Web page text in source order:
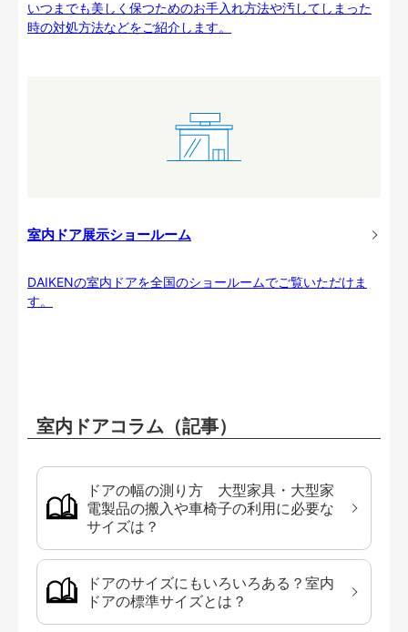
いつまでも美しく保つためのお手入れ方法や汚してしまった
時の対処方法などをご紹介します。
室内ドア展示ショールーム
DAIKENの室内ドアを全国のショールームでご覧いただけま
す。
室内ドアコラム（記事）
ドアの幅の測り方 大型家具・大型家
電製品の搬入や車椅子の利用に必要な
サイズは？
ドアのサイズにもいろいろある？室内
ドアの標準サイズとは？